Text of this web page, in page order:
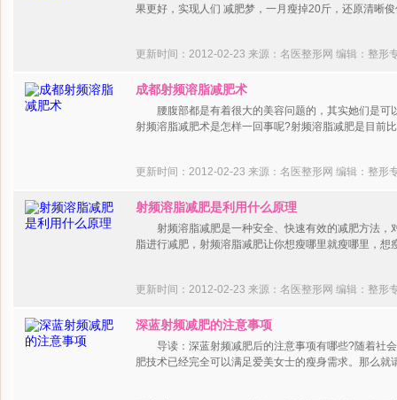
果更好，实现人们 减肥梦，一月瘦掉20斤，还原清晰
更新时间：2012-02-23 来源：名医整形网 编辑：整形
成都射频溶脂减肥术
腰腹部都是有着很大的美容问题的，其实她们是可
射频溶脂减肥术是怎样一回事呢?射频溶脂减肥是目前
更新时间：2012-02-23 来源：名医整形网 编辑：整形
射频溶脂减肥是利用什么原理
射频溶脂减肥是一种安全、快速有效的减肥方法，
脂进行减肥，射频溶脂减肥让你想瘦哪里就瘦哪里
更新时间：2012-02-23 来源：名医整形网 编辑：整形
深蓝射频减肥的注意事项
导读：深蓝射频减肥后的注意事项有哪些?随着社会
肥技术已经完全可以满足爱美女士的瘦身需求。那